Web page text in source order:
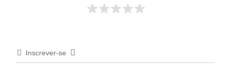
Inscrever-se